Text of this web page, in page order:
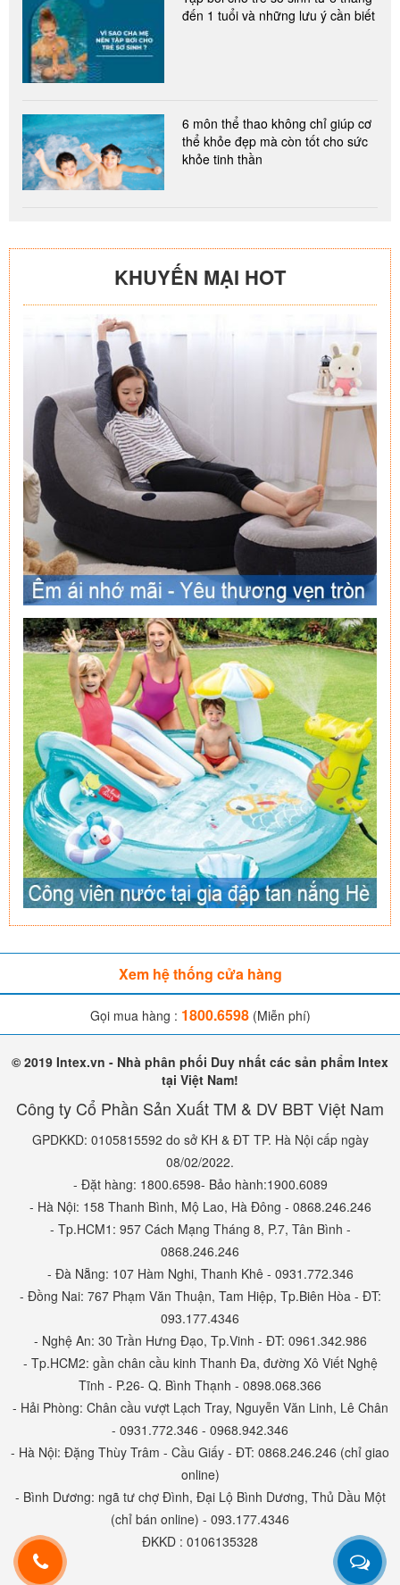
đến 1 tuổi và những lưu ý cần biết
6 môn thể thao không chỉ giúp cơ
thể khỏe đẹp mà còn tốt cho sức
khỏe tinh thần
KHUYẾN MẠI HOT
Xem hệ thống cửa hàng
Gọi mua hàng : 1800.6598(Miễn phí)
© 2019 Intex.vn - Nhà phân phối Duy nhất các sản phẩm Intex
tại Việt Nam!
Công ty Cổ Phần Sản Xuất TM & DV BBT Việt Nam
GPDKKD: 0105815592 do sở KH & ĐT TP. Hà Nội cấp ngày
08/02/2022.
- Đặt hàng: 1800.6598- Bảo hành:1900.6089
- Hà Nội: 158 Thanh Bình, Mộ Lao, Hà Đông - 0868.246.246
- Tp.HCM1: 957 Cách Mạng Tháng 8, P.7, Tân Bình -
0868.246.246
- Đà Nẵng: 107 Hàm Nghi, Thanh Khê - 0931.772.346
- Đồng Nai: 767 Phạm Văn Thuận, Tam Hiệp, Tp.Biên Hòa - ĐT:
093.177.4346
- Nghệ An: 30 Trần Hưng Đạo, Tp.Vinh - ĐT: 0961.342.986
- Tp.HCM2: gần chân cầu kinh Thanh Đa, đường Xô Viết Nghệ
Tĩnh - P.26- Q. Bình Thạnh - 0898.068.366
- Hải Phòng: Chân cầu vượt Lạch Tray, Nguyễn Văn Linh, Lê Chân
- 0931.772.346 - 0968.942.346
- Hà Nội: Đặng Thùy Trâm - Cầu Giấy - ĐT: 0868.246.246 (chỉ giao
online)
- Bình Dương: ngã tư chợ Đình, Đại Lộ Bình Dương, Thủ Dầu Một
(chỉ bán online) - 093.177.4346
ĐKKD : 0106135328